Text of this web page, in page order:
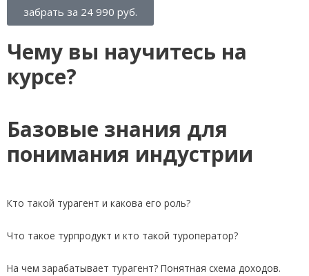
забрать за 24 990 руб.
Чему вы научитесь на
курсе?
Базовые знания для
понимания индустрии
Кто такой турагент и какова его роль?
Что такое турпродукт и кто такой туроператор?
На чем зарабатывает турагент? Понятная схема доходов.